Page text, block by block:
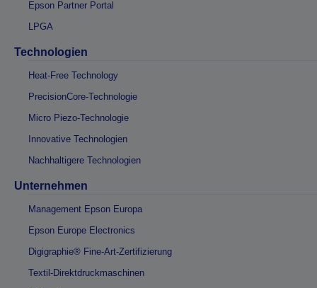
Epson Partner Portal
LPGA
Technologien
Heat-Free Technology
PrecisionCore-Technologie
Micro Piezo-Technologie
Innovative Technologien
Nachhaltigere Technologien
Unternehmen
Management Epson Europa
Epson Europe Electronics
Digigraphie® Fine-Art-Zertifizierung
Textil-Direktdruckmaschinen